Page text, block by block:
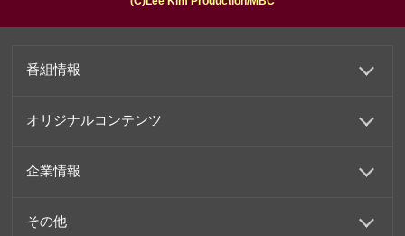
番組情報
オリジナルコンテンツ
企業情報
その他